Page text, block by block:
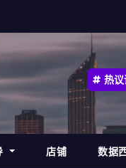
热
店铺 数据